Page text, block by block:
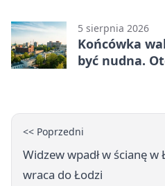
5 sierpnia 2026
Końcówka
być nudna.
<< Poprzedni
Widzew wpadł w ścianę w
wraca do Łodzi